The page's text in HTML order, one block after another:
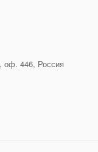
оф. 446, Россия